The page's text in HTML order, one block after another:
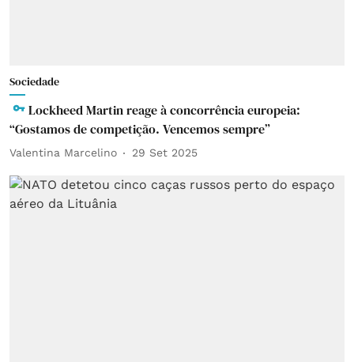
Sociedade
Lockheed Martin reage à concorrência europeia:
“Gostamos de competição. Vencemos sempre”
Valentina Marcelino 29 Set 2025